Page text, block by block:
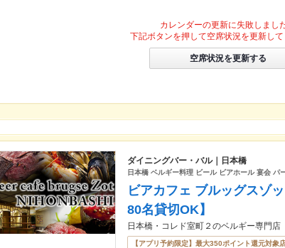
カレンダーの更新に失敗しました
下記ボタンを押して空席状況を更新して
空席状況を更新する
ダイニングバー・バル｜日本橋
日本橋 ベルギー料理 ビール ビアホール 宴会
ビアカフェ ブルッグスゾ
80名貸切OK】
日本橋・コレド室町２のベルギー専門店
【アプリ予約限定】最大350ポイント還元対象